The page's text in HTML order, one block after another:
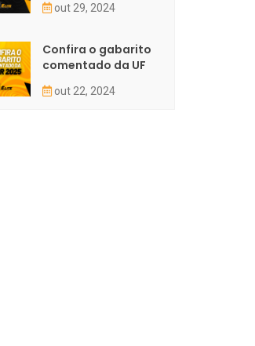
out 29, 2024
Confira o gabarito
comentado da UF
out 22, 2024